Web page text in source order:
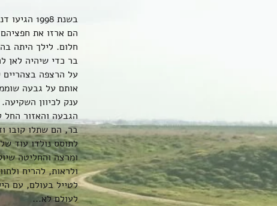
בשנת 1998 הגיעו דנדן ולילך, מצפון תל אביב, לגבעה מבודדת הצופה למרחבי הלס של הנגב והתאהבו.
הם ארזו את
חלום. לילך היתה
על הרצפה בצהריים
אותם על גבעה
ענק לכיוון
הגבעה והאזור החל
בר, הם שתלו קובו
לתוסס נולדו עוד
ומרצה והחליטה
ולראות, להריח
לטייל בעולם, עם
לעולם לא...